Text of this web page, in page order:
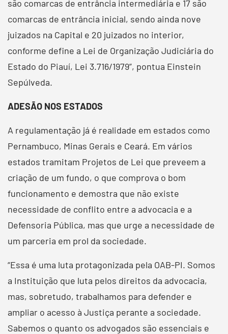
são comarcas de entrância intermediária e 17 são
comarcas de entrância inicial, sendo ainda nove
juizados na Capital e 20 juizados no interior,
conforme define a Lei de Organização Judiciária do
Estado do Piauí, Lei 3.716/1979”, pontua Einstein
Sepúlveda.
ADESÃO NOS ESTADOS
A regulamentação já é realidade em estados como
Pernambuco, Minas Gerais e Ceará. Em vários
estados tramitam Projetos de Lei que preveem a
criação de um fundo, o que comprova o bom
funcionamento e demostra que não existe
necessidade de conflito entre a advocacia e a
Defensoria Pública, mas que urge a necessidade de
um parceria em prol da sociedade.
“Essa é uma luta protagonizada pela OAB-PI. Somos
a Instituição que luta pelos direitos da advocacia,
mas, sobretudo, trabalhamos para defender e
ampliar o acesso à Justiça perante a sociedade.
Sabemos o quanto os advogados são essenciais e